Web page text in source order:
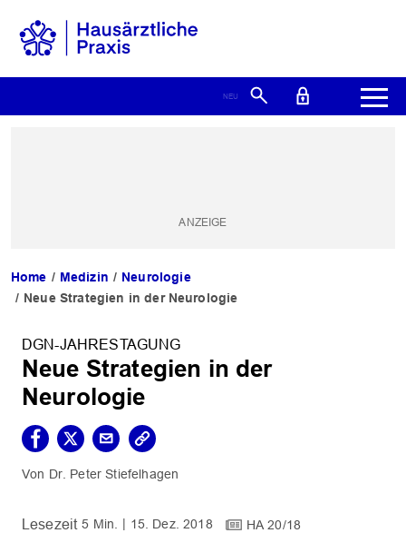
Home Medizin
Neurologie
Neue Strategien in der Neurologie
DGN-JAHRESTAGUNG
Neue Strategien in der
Neurologie
Dr. Peter Stiefelhagen
5 Min. 15. Dez. 2018 HA 20/18